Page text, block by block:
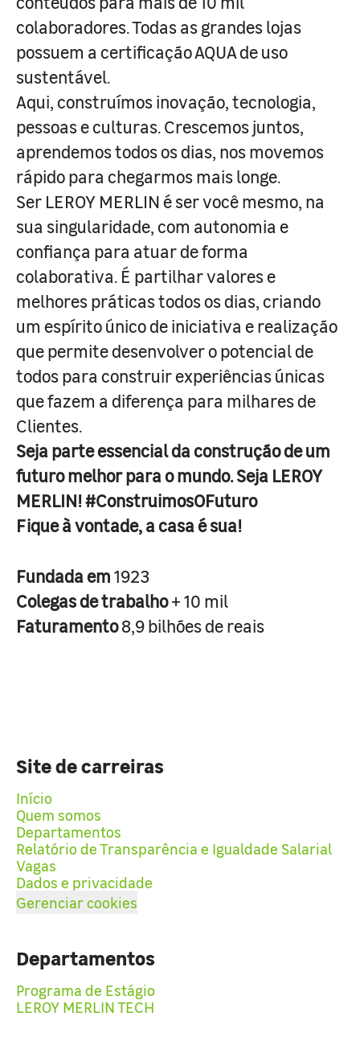
colaboradores. Todas as grandes lojas
possuem a certificação AQUA de uso
sustentável.
Aqui, construímos inovação, tecnologia,
pessoas e culturas. Crescemos juntos,
aprendemos todos os dias, nos movemos
rápido para chegarmos mais longe.
Ser LEROY MERLIN é ser você mesmo, na
sua singularidade, com autonomia e
confiança para atuar de forma
colaborativa. É partilhar valores e
melhores práticas todos os dias, criando
um espírito único de iniciativa e realização
que permite desenvolver o potencial de
todos para construir experiências únicas
que fazem a diferença para milhares de
Clientes.
Seja parte essencial da construção de um
futuro melhor para o mundo. Seja LEROY
MERLIN! #ConstruimosOFuturo
Fique à vontade, a casa é sua!
Fundada em1923
Colegas de trabalho+ 10 mil
Faturamento8,9 bilhões de reais
Site de carreiras
Início
Quem somos
Departamentos
Relatório de Transparência e Igualdade Salarial
Vagas
Dados e privacidade
Gerenciar cookies
Departamentos
Programa de Estágio
LEROY MERLIN TECH